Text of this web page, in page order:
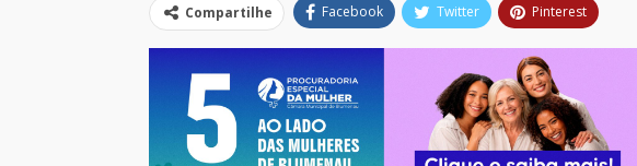
Compartilhe Facebook Twitter Pinterest